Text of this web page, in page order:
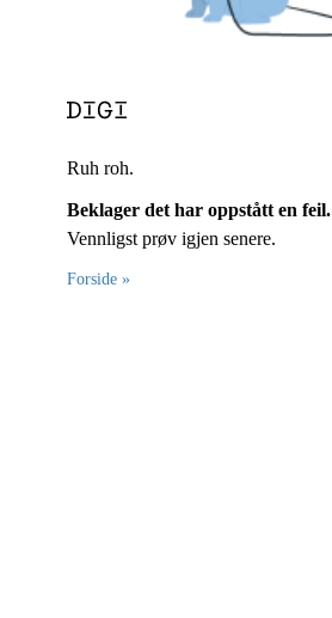
Ruh roh.
Beklager det har oppstått en feil.
Vennligst prøv igjen senere.
Forside »